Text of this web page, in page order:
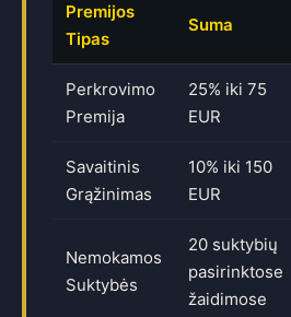
Premijos
Tipas
Suma
Perkrovimo
Premija
25% iki 75
EUR
Savaitinis
Grąžinimas
10% iki 150
EUR
Nemokamos
Suktybės
20 suktybių
pasirinktose
žaidimose